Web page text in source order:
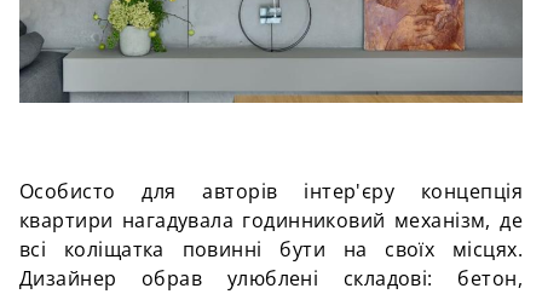
Особисто для авторів інтер'єру концепція
квартири нагадувала годинниковий механізм, де
всі коліщатка повинні бути на своїх місцях.
Дизайнер обрав улюблені складові: бетон,